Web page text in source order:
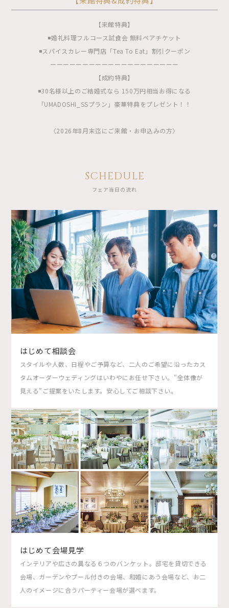
【来館特典】
◾️婚礼料理フルコース試食会 無料ペアチケット
◾️スパイスカレー専門店「Tea To Eat」割引クーポン
ーーーーーーーーーーーーーーーーーーーー
【成約特典】
◾️30名様以上のご結婚式なら 150万円相当お得になる
「UMADOSHI_SSプラン」豪華特典をプレゼント！！
〈2026年8月末迄にご来館・お申込みの方〉
SCHEDULE
フェア当日の流れ
はじめて相談会
スタイルや人数、日程やご予算など、二人のご希望に沿ったカス
タムオーダーウェディングはいわやにお任せ下さい。"全体像が
見える”ご提案をいたします。安心してご相談下さい。
はじめて会場見学
インテリアや広さの異なる６つのバンケット。邸宅を貸切できる
会場、ガーデンやプール付きの会場、和婚にあう会場など、お二
人のイメージに合うパーティー会場が選べます。